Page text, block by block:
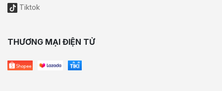
Tiktok
THƯƠNG MẠI ĐIỆN TỬ